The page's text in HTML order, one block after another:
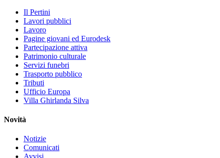
Il Pertini
Lavori pubblici
Lavoro
Pagine giovani ed Eurodesk
Partecipazione attiva
Patrimonio culturale
Servizi funebri
Trasporto pubblico
Tributi
Ufficio Europa
Villa Ghirlanda Silva
Novità
Notizie
Comunicati